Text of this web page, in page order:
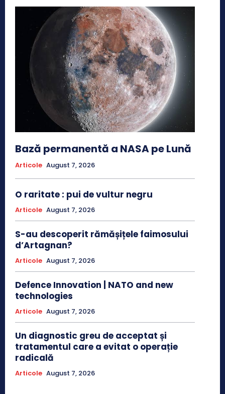
Bază permanentă a NASA pe Lună
Articole August 7, 2026
O raritate : pui de vultur negru
Articole August 7, 2026
S-au descoperit rămășițele faimosului
d’Artagnan?
Articole August 7, 2026
Defence Innovation | NATO and new
technologies
Articole August 7, 2026
Un diagnostic greu de acceptat și
tratamentul care a evitat o operație
radicală
Articole August 7, 2026